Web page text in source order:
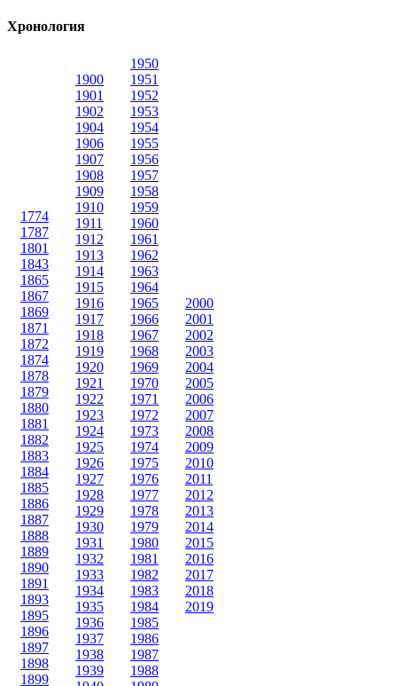
Хронология
1774
1787
1801
1843
1865
1867
1869
1871
1872
1874
1878
1879
1880
1881
1882
1883
1884
1885
1886
1887
1888
1889
1890
1891
1893
1895
1896
1897
1898
1899
1900
1901
1902
1904
1906
1907
1908
1909
1910
1911
1912
1913
1914
1915
1916
1917
1918
1919
1920
1921
1922
1923
1924
1925
1926
1927
1928
1929
1930
1931
1932
1933
1934
1935
1936
1937
1938
1939
1950
1951
1952
1953
1954
1955
1956
1957
1958
1959
1960
1961
1962
1963
1964
1965
1966
1967
1968
1969
1970
1971
1972
1973
1974
1975
1976
1977
1978
1979
1980
1981
1982
1983
1984
1985
1986
1987
1988
2000
2001
2002
2003
2004
2005
2006
2007
2008
2009
2010
2011
2012
2013
2014
2015
2016
2017
2018
2019